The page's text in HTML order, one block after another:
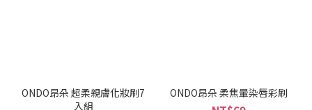
ONDO昂朵 超柔親膚化妝刷7
入組
ONDO昂朵 柔焦暈染唇彩刷